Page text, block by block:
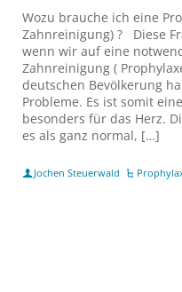
Wozu brauche ich eine
Zahnreinigung) ? Diese
wenn wir auf eine
Zahnreinigung (
deutschen Bevölkerung
Probleme. Es ist somit
besonders für das Herz.
es als ganz normal, […]
Jochen Steuerwald